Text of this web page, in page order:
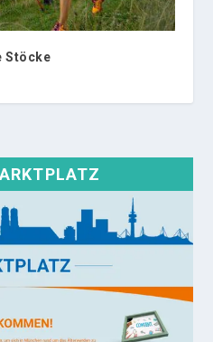
Stöcke